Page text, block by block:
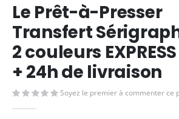
to
the
beginning
of
the
images
Le Prêt-à-Presser
Transfert
2 couleurs
+ 24h de livraison
Soyez le premier à commenter ce